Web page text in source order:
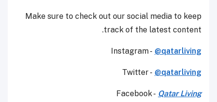
Make sure to check out our social media to keep
track of the latest content.
Instagram - @qatarliving
Twitter - @qatarliving
Facebook - Qatar Living